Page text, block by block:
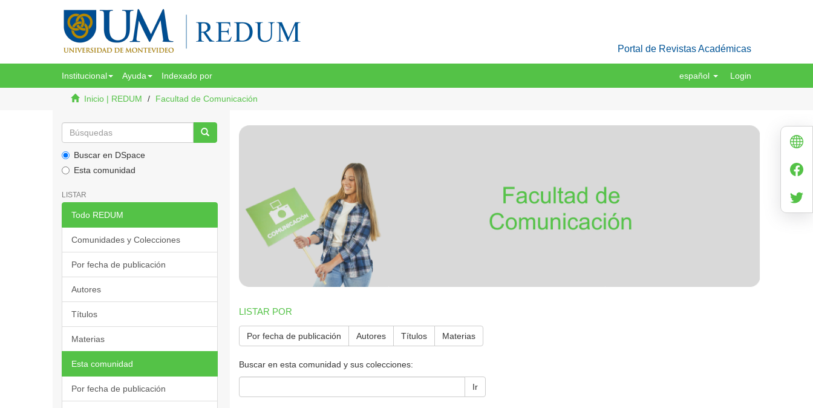
Portal de Revistas Académicas
Institucional Ayuda Indexado por español Login
Inicio | REDUM Facultad de Comunicación
Buscar en DSpace
Esta comunidad
LISTAR
Todo REDUM
Comunidades y Colecciones
Por fecha de publicación
Autores
Títulos
Materias
Esta comunidad
Por fecha de publicación
LISTAR POR
Por fecha de publicación Autores Títulos Materias
Buscar en esta comunidad y sus colecciones:
Ir